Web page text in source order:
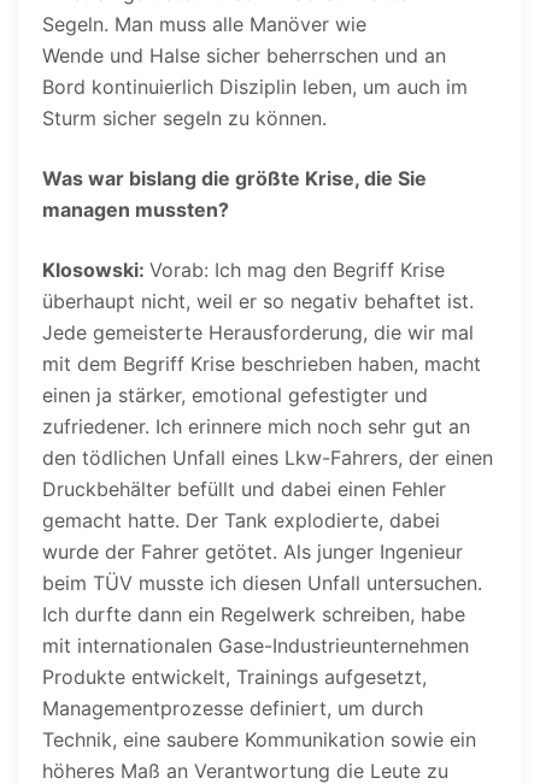
Segeln. Man muss alle Manöver wie
Wende und Halse sicher beherrschen und an
Bord kontinuierlich Disziplin leben, um auch im
Sturm sicher segeln zu können.
Was war bislang die größte Krise, die Sie
managen mussten?
Klosowski: Vorab: Ich mag den Begriff Krise
überhaupt nicht, weil er so negativ behaftet ist.
Jede gemeisterte Herausforderung, die wir mal
mit dem Begriff Krise beschrieben haben, macht
einen ja stärker, emotional gefestigter und
zufriedener. Ich erinnere mich noch sehr gut an
den tödlichen Unfall eines Lkw-Fahrers, der einen
Druckbehälter befüllt und dabei einen Fehler
gemacht hatte. Der Tank explodierte, dabei
wurde der Fahrer getötet. Als junger Ingenieur
beim TÜV musste ich diesen Unfall untersuchen.
Ich durfte dann ein Regelwerk schreiben, habe
mit internationalen Gase-Industrieunternehmen
Produkte entwickelt, Trainings aufgesetzt,
Managementprozesse definiert, um durch
Technik, eine saubere Kommunikation sowie ein
höheres Maß an Verantwortung die Leute zu